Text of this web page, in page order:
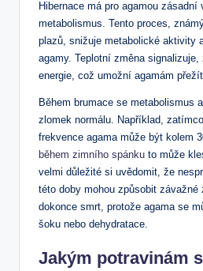
Hibernace má pro agamou zásadní
metabolismus. Tento proces,
plazů,‍ snižuje metabolické aktivity
agamy. ⁣Teplotní​ změna
energie, což umožní agamám​
Během​ brumace se ​metabolismus
zlomek normálu. ⁢Například,
frekvence agama může být kolem
během zimního spánku to může‍
velmi důležité si uvědomit, že
této doby ​mohou způsobit závažné
dokonce ​smrt, protože agama⁣ se
‍šoku nebo ‍dehydratace.
Jakým potravinám